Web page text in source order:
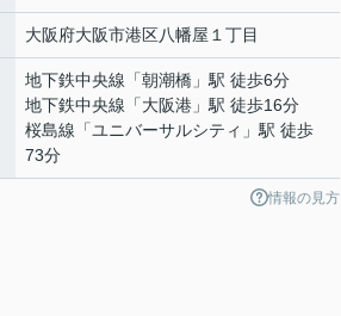
大阪府大阪市港区八幡屋 １丁目
地下鉄中央線 「朝潮橋 」駅 徒歩6分
地下鉄中央線 「大阪港 」駅 徒歩16分
桜島線 「ユニバーサルシティ 」駅 徒歩
73分
情報の見方